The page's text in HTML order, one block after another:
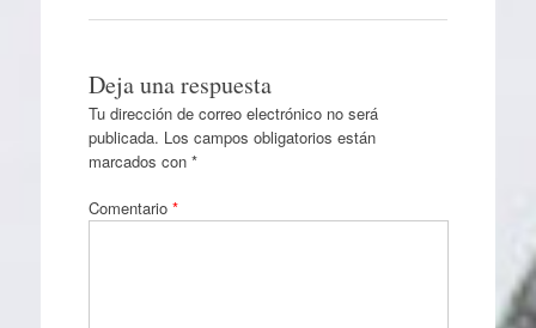
Deja una respuesta
Tu dirección de correo electrónico no será
publicada. Los campos obligatorios están
marcados con *
Comentario *